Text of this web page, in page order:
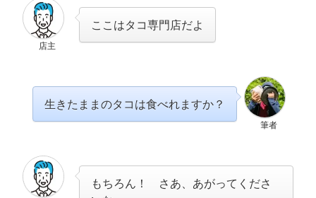
店主
ここはタコ専門店だよ
筆者
生きたままのタコは食べれますか？
もちろん！ さあ、あがってくださ